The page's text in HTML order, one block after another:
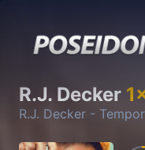
R.J. Decker 1
R.J. Decker -